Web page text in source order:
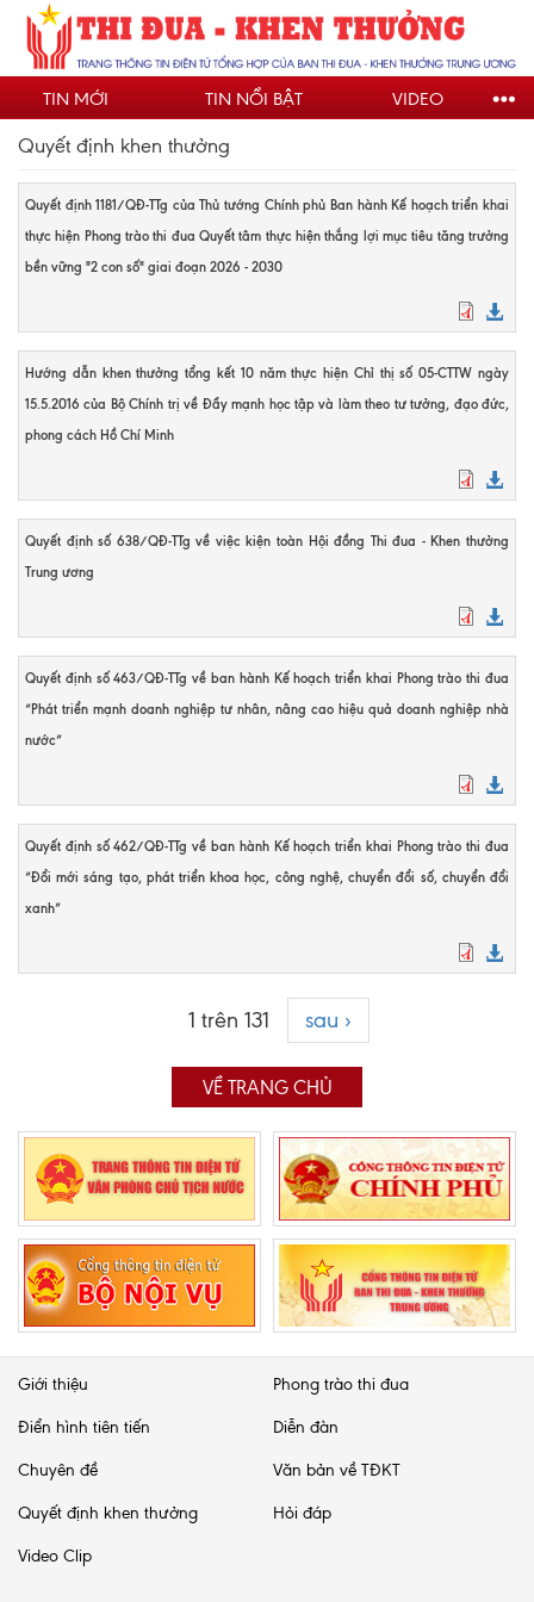
Nhảy
đến
nội
dungTIN MỚI TIN NỔI BẬT VIDEO
Quyết định khen thưởng
Quyết định 1181/QĐ-TTg của Thủ tướng Chính phủ Ban hành Kế hoạch triển khai
thực hiện Phong trào thi đua Quyết tâm thực hiện thắng lợi mục tiêu tăng trưởng
bền vững "2 con số" giai đoạn 2026 - 2030
Hướng dẫn khen thưởng tổng kết 10 năm thực hiện Chỉ thị số 05-CTTW ngày
15.5.2016 của Bộ Chính trị về Đẩy mạnh học tập và làm theo tư tưởng, đạo đức,
phong cách Hồ Chí Minh
Quyết định số 638/QĐ-TTg về việc kiện toàn Hội đồng Thi đua - Khen thưởng
Trung ương
Quyết định số 463/QĐ-TTg về ban hành Kế hoạch triển khai Phong trào thi đua
“Phát triển mạnh doanh nghiệp tư nhân, nâng cao hiệu quả doanh nghiệp nhà
nước”
Quyết định số 462/QĐ-TTg về ban hành Kế hoạch triển khai Phong trào thi đua
“Đổi mới sáng tạo, phát triển khoa học, công nghệ, chuyển đổi số, chuyển đổi
xanh”
1 trên 131 sau ›
VỀ TRANG CHỦ
Giới thiệu Phong trào thi đua
Điển hình tiên tiến Diễn đàn
Chuyên đề Văn bản về TĐKT
Quyết định khen thưởng Hỏi đáp
Video Clip